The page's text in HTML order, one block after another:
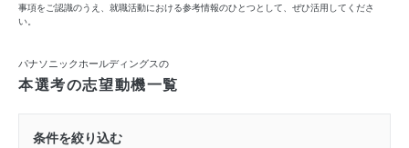
事項をご認識のうえ、就職活動における参考情報のひとつとして、ぜひ活用してくださ
い。
パナソニックホールディングスの
本選考の志望動機一覧
条件を絞り込む